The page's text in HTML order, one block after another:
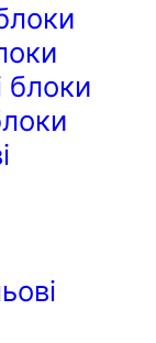
блоки